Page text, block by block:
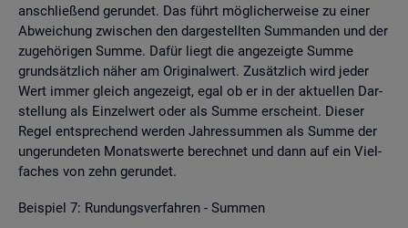
an­schlie­ßend ge­run­det. Das führt mög­li­cher­wei­se zu einer
Ab­wei­chung zwi­schen den dar­ge­stell­ten Sum­man­den und der
zu­ge­hö­ri­gen Summe. Dafür liegt die an­ge­zeig­te Summe
grund­sätz­lich näher am Ori­gi­nal­wert. Zu­sätz­lich wird jeder
Wert immer gleich an­ge­zeigt, egal ob er in der ak­tu­el­len Dar­
stel­lung als Ein­zel­wert oder als Summe er­scheint. Die­ser
Regel ent­spre­chend wer­den Jah­res­sum­men als Summe der
un­ge­run­de­ten Mo­nats­wer­te be­rech­net und dann auf ein Viel­
fa­ches von zehn ge­run­det.
Bei­spiel 7: Run­dungs­ver­fah­ren - Sum­men